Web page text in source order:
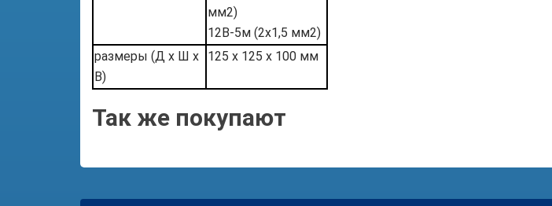
мм2)
12В-5м (2x1,5 мм2)
размеры (Д x Ш x
В)
125 x 125 x 100 мм
Так же покупают